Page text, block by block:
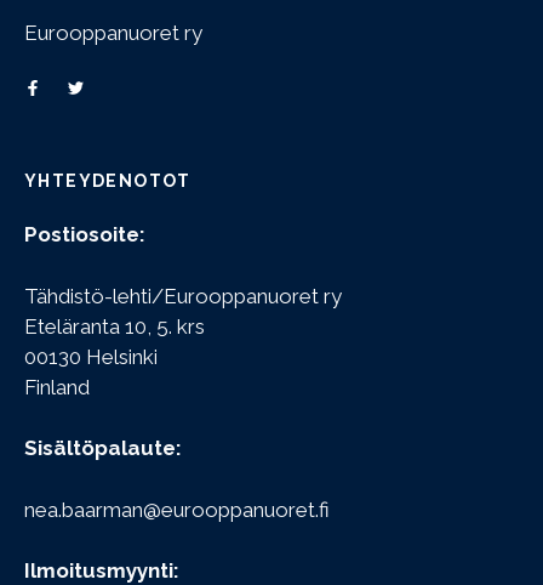
Eurooppanuoret ry
YHTEYDENOTOT
Postiosoite:
Tähdistö-lehti/Eurooppanuoret ry
Eteläranta 10, 5. krs
00130 Helsinki
Finland
Sisältöpalaute:
nea.baarman@eurooppanuoret.fi
Ilmoitusmyynti: